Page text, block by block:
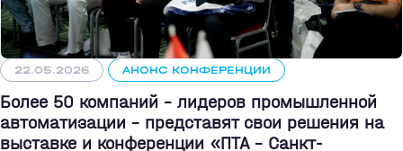
22.05.2026 АНОНС КОНФЕРЕНЦИИ
Более 50 компаний - лидеров промышленной
автоматизации - представят свои решения на
выставке и конференции «ПТА – Санкт-